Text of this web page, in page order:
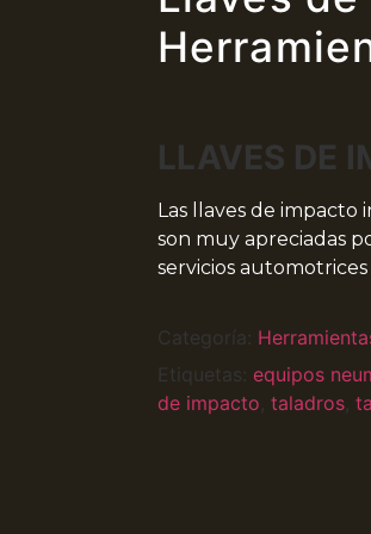
LLAVES DE
Las llaves de impacto
son muy apreciadas
servicios
Categoría:
Etiquetas: equipos
de impacto, taladros,